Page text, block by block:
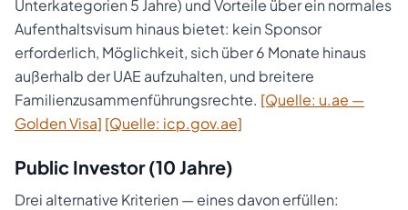
Unterkategorien 5 Jahre) und Vorteile über ein normales
Aufenthaltsvisum hinaus bietet: kein Sponsor
erforderlich, Möglichkeit, sich über 6 Monate hinaus
außerhalb der UAE aufzuhalten, und breitere
Familienzusammenführungsrechte. [Quelle: u.ae —
Golden Visa] [Quelle: icp.gov.ae]
Public Investor (10 Jahre)
Drei alternative Kriterien — eines davon erfüllen: